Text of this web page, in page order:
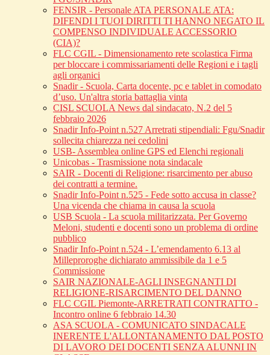
FENSIR - Personale ATA PERSONALE ATA:
DIFENDI I TUOI DIRITTI TI HANNO NEGATO IL
COMPENSO INDIVIDUALE ACCESSORIO
(CIA)?
FLC CGIL - Dimensionamento rete scolastica Firma
per bloccare i commissariamenti delle Regioni e i tagli
agli organici
Snadir - Scuola, Carta docente, pc e tablet in comodato
d’uso. Un'altra storia battaglia vinta
CISL SCUOLA News dal sindacato, N.2 del 5
febbraio 2026
Snadir Info-Point n.527 Arretrati stipendiali: Fgu/Snadir
sollecita chiarezza nei cedolini
USB- Assemblea online GPS ed Elenchi regionali
Unicobas - Trasmissione nota sindacale
SAIR - Docenti di Religione: risarcimento per abuso
dei contratti a termine.
Snadir Info-Point n.525 - Fede sotto accusa in classe?
Una vicenda che chiama in causa la scuola
USB Scuola - La scuola militarizzata. Per Governo
Meloni, studenti e docenti sono un problema di ordine
pubblico
Snadir Info-Point n.524 - L’emendamento 6.13 al
Milleproroghe dichiarato ammissibile da 1 e 5
Commissione
SAIR NAZIONALE-AGLI INSEGNANTI DI
RELIGIONE-RISARCIMENTO DEL DANNO
FLC CGIL Piemonte-ARRETRATI CONTRATTO -
Incontro online 6 febbraio 14.30
ASA SCUOLA - COMUNICATO SINDACALE
INERENTE L'ALLONTANAMENTO DAL POSTO
DI LAVORO DEI DOCENTI SENZA ALUNNI IN